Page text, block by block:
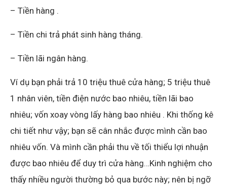
– Tiền hàng .
– Tiền chi trả phát sinh hàng tháng.
– Tiền lãi ngân hàng.
Ví dụ bạn phải trả 10 triệu thuê cửa hàng; 5 triệu thuê
1 nhân viên, tiền điện nước bao nhiêu, tiền lãi bao
nhiêu; vốn xoay vòng lấy hàng bao nhiêu . Khi thống kê
chi tiết như vậy; bạn sẽ cân nhắc được mình cần bao
nhiêu vốn. Và mình cần phải thu về tối thiểu lợi nhuận
được bao nhiêu để duy trì cửa hàng…Kinh nghiệm cho
thấy nhiều người thường bỏ qua bước này; nên bị ngỡ